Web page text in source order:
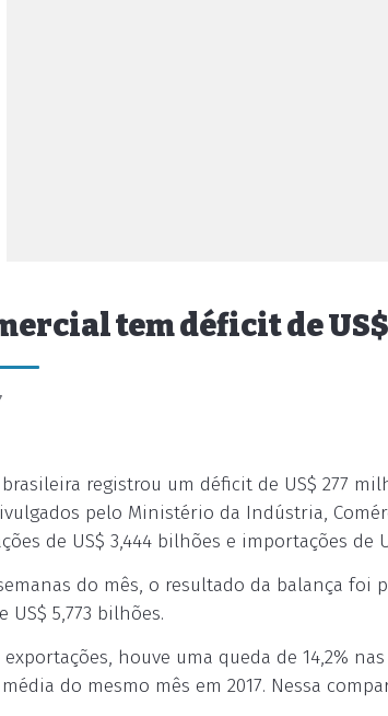
tem déficit de US$
registrou um déficit de US$ 277
pelo Ministério da Indústria,
de US$ 3,444 bilhões e importações de
do mês, o resultado da balança foi
US$ 5,773 bilhões.
houve uma queda de 14,2%
do mesmo mês em 2017. Nessa